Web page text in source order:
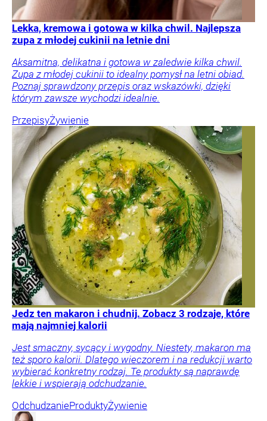
Lekka, kremowa i gotowa w kilka chwil. Najlepsza
zupa z młodej cukinii na letnie dni
Aksamitna, delikatna i gotowa w zaledwie kilka chwil.
Zupa z młodej cukinii to idealny pomysł na letni obiad.
Poznaj sprawdzony przepis oraz wskazówki, dzięki
którym zawsze wychodzi idealnie.
PrzepisyŻywienie
Jedz ten makaron i chudnij. Zobacz 3 rodzaje, które
mają najmniej kalorii
Jest smaczny, sycący i wygodny. Niestety, makaron ma
też sporo kalorii. Dlatego wieczorem i na redukcji warto
wybierać konkretny rodzaj. Te produkty są naprawdę
lekkie i wspierają odchudzanie.
OdchudzanieProduktyŻywienie